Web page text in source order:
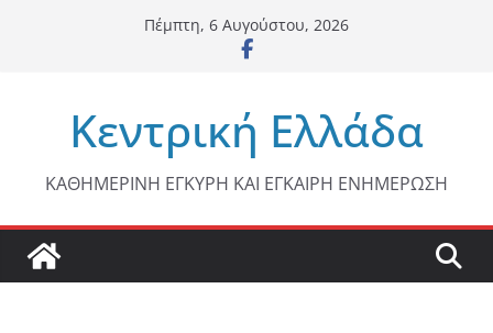
Πέμπτη, 6 Αυγούστου, 2026
Κεντρική Ελλάδα
ΚΑΘΗΜΕΡΙΝΗ ΕΓΚΥΡΗ ΚΑΙ ΕΓΚΑΙΡΗ ΕΝΗΜΕΡΩΣΗ